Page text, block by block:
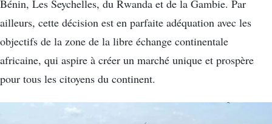
Bénin, Les Seychelles, du Rwanda et de la Gambie. Par
ailleurs, cette décision est en parfaite adéquation avec les
objectifs de la zone de la libre échange continentale
africaine, qui aspire à créer un marché unique et prospère
pour tous les citoyens du continent.